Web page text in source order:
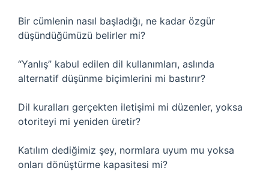
Bir cümlenin nasıl başladığı, ne kadar özgür
düşündüğümüzü belirler mi?
“Yanlış” kabul edilen dil kullanımları, aslında
alternatif düşünme biçimlerini mi bastırır?
Dil kuralları gerçekten iletişimi mi düzenler, yoksa
otoriteyi mi yeniden üretir?
Katılım dediğimiz şey, normlara uyum mu yoksa
onları dönüştürme kapasitesi mi?